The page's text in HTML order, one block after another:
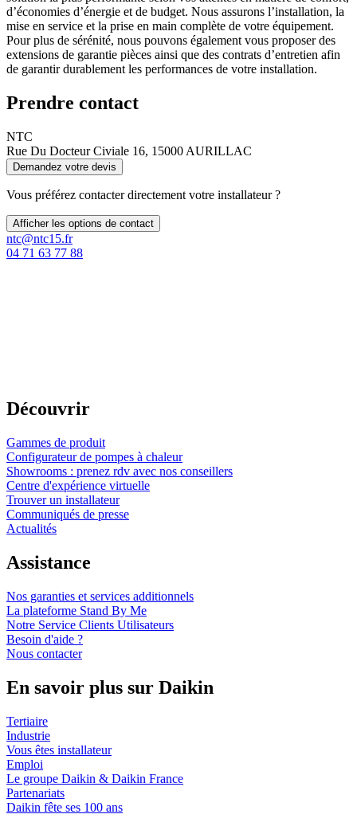
d’économies d’énergie et de budget. Nous assurons l’installation, la
mise en service et la prise en main complète de votre équipement.
Pour plus de sérénité, nous pouvons également vous proposer des
extensions de garantie pièces ainsi que des contrats d’entretien afin
de garantir durablement les performances de votre installation.
Prendre contact
NTC
Rue Du Docteur Civiale 16, 15000 AURILLAC
Demandez votre devis
Vous préférez contacter directement votre installateur ?
Afficher les options de contact
ntc@ntc15.fr
04 71 63 77 88
Découvrir
Gammes de produit
Configurateur de pompes à chaleur
Showrooms : prenez rdv avec nos conseillers
Centre d'expérience virtuelle
Trouver un installateur
Communiqués de presse
Actualités
Assistance
Nos garanties et services additionnels
La plateforme Stand By Me
Notre Service Clients Utilisateurs
Besoin d'aide ?
Nous contacter
En savoir plus sur Daikin
Tertiaire
Industrie
Vous êtes installateur
Emploi
Le groupe Daikin & Daikin France
Partenariats
Daikin fête ses 100 ans